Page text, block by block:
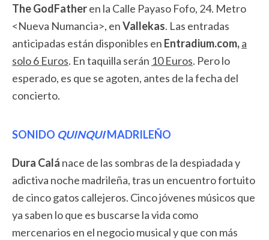
The GodFatheren la Calle Payaso Fofo, 24. Metro
<Nueva Numancia>, enVallekas. Las entradas
anticipadas están disponibles en Entradium.com,a
solo 6 Euros. En taquilla serán 10 Euros. Pero lo
esperado, es que se agoten, antes de la fecha del
concierto.
SONIDO QUINQUIMADRILEÑO
Dura Calá nace de las sombras de la despiadada y
adictiva noche madrileña, tras un encuentro fortuito
de cinco gatos callejeros. Cinco jóvenes músicos que
ya saben lo que es buscarse la vida como
mercenarios en el negocio musical y que con más